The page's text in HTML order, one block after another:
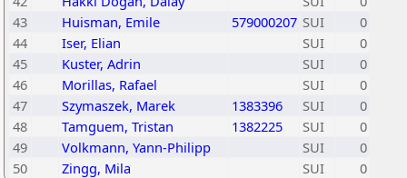
43
Huisman, Emile 579000207 SUI
0
44
Iser, Elian SUI
0
45
Kuster, Adrin SUI
0
46
Morillas, Rafael SUI
0
47
Szymaszek, Marek 1383396 SUI
0
48
Tamguem, Tristan 1382225 SUI
0
49
Volkmann, Yann-Philipp SUI
0
50
Zingg, Mila SUI 0